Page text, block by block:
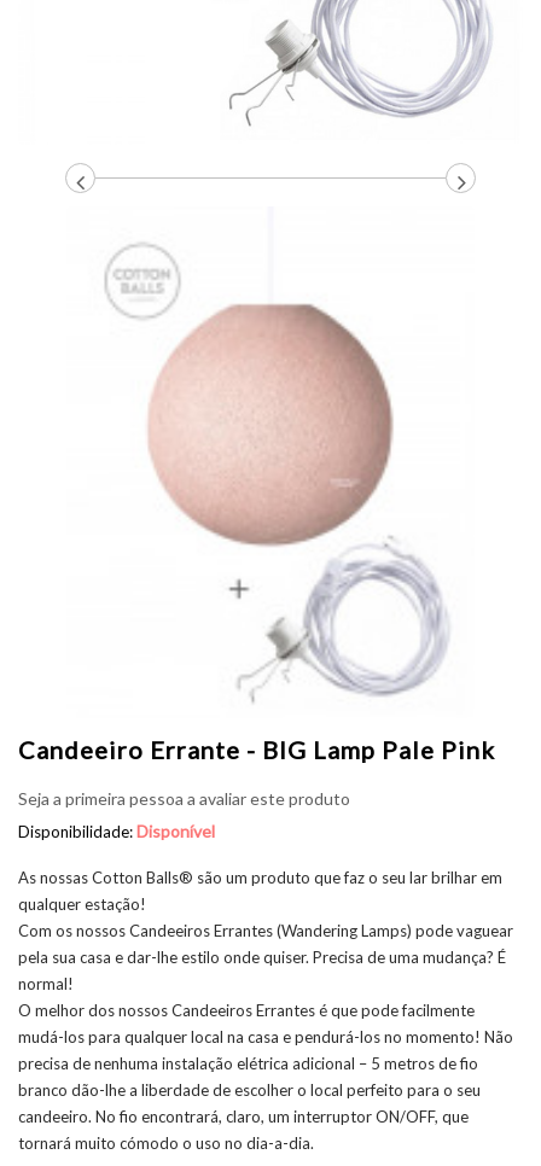
Candeeiro Errante - BIG Lamp Pale Pink
Seja a primeira pessoa a avaliar este produto
Disponibilidade:Disponível
As nossas Cotton Balls® são um produto que faz o seu lar brilhar em
qualquer estação!
Com os nossos Candeeiros Errantes (Wandering Lamps) pode vaguear
pela sua casa e dar-lhe estilo onde quiser. Precisa de uma mudança? É
normal!
O melhor dos nossos Candeeiros Errantes é que pode facilmente
mudá-los para qualquer local na casa e pendurá-los no momento! Não
precisa de nenhuma instalação elétrica adicional – 5 metros de fio
branco dão-lhe a liberdade de escolher o local perfeito para o seu
candeeiro. No fio encontrará, claro, um interruptor ON/OFF, que
tornará muito cómodo o uso no dia-a-dia.